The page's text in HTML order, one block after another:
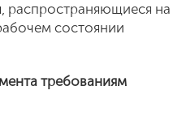
распространяющиеся на
состоянии
требованиям